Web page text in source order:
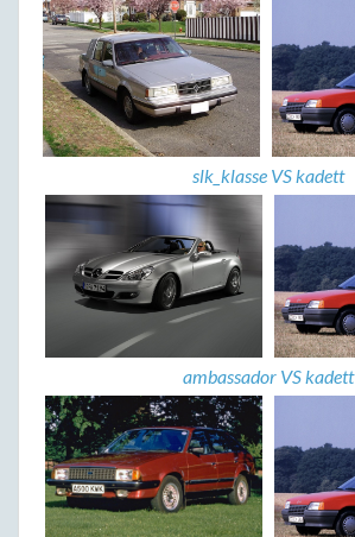
slk_klasse VS kadett
ambassador VS kadett